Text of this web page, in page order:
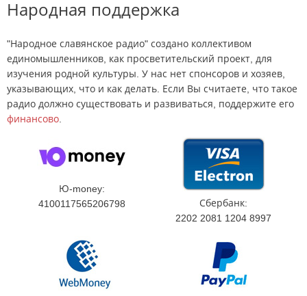
Народная поддержка
"Народное славянское радио" создано коллективом
единомышленников, как просветительский проект, для
изучения родной культуры. У нас нет спонсоров и хозяев,
указывающих, что и как делать. Если Вы считаете, что такое
радио должно существовать и развиваться, поддержите его
финансово.
Ю-money:
4100117565206798
Сбербанк:
2202 2081 1204 8997